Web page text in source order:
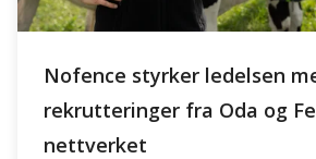
Nofence styrker ledelsen
rekrutteringer fra Oda og
nettverket